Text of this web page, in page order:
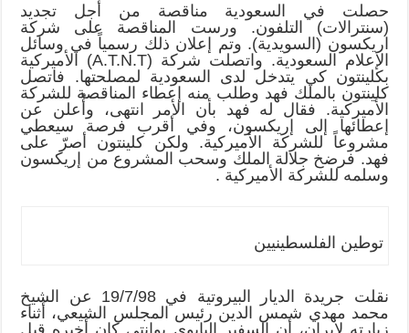
حصلت في السعودية مناقصة من أجل تجديد
(سنترالات) التلفون. ورست المناقصة على شركة
اريكسون (السويدية). وتم إعلان ذلك رسمياً في وسائل
الإعلام السعودية. واتصلت شركة (A.T.N.T) الأميركية
بكلينتون كي يتدخل لدى السعودية لمصلحتها. فاتصل
كلينتون بالملك فهد وطلب منه إعطاء المناقصة للشركة
الأميركية. فقال له فهد بأن الأمر انتهى، وأُعلن عن
إعطائها إلى إريكسون، وفي أقرب فرصة سيعطي
مشروعاً للشركة الأميركية. ولكن كلينتون أصرّ على
فهد. فرضخ جلالة الملك وسحب المشروع من إريكسون
وسلمه للشركة الأميركية .
توطين الفلسطينيين
نقلت جريدة الديار البيروتية في 19/7/98 عن الشيخ
محمد مهدي شمس الدين رئيس المجلس الشيعي، أثناء
زيارته لإيران، أن السفير البابوي بوانتي كان أخبره قبل